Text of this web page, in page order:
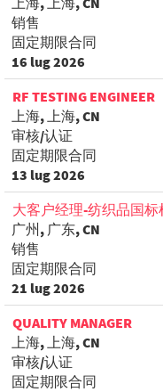
销售
固定期限合同
16 lug 2026
RF TESTING ENGINEER
上海, 上海, CN
审核/认证
固定期限合同
13 lug 2026
大客户经理-纺织品国标
广州, 广东, CN
销售
固定期限合同
21 lug 2026
QUALITY MANAGER
上海, 上海, CN
审核/认证
固定期限合同